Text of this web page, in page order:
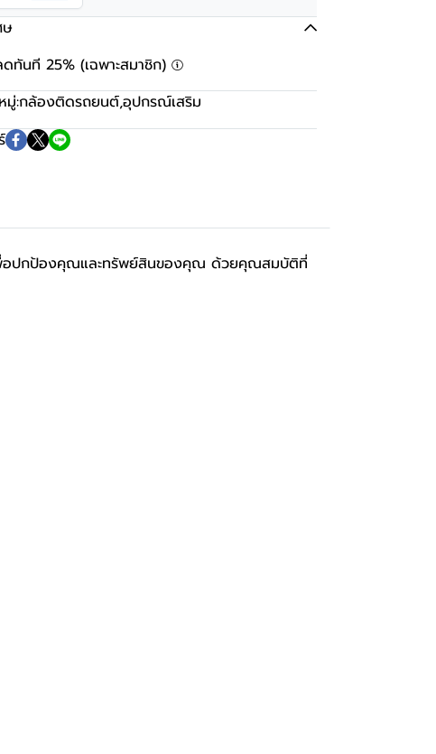
ษ
ทันที 25% (เฉพาะสมาชิก)
มู่:กล้องติดรถยนต์,อุปกรณ์เสริม
อปกป้องคุณและทรัพย์สินของคุณ ด้วยคุณสมบัติที่